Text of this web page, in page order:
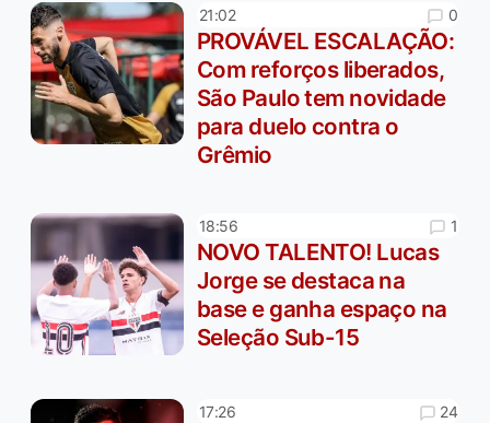
21:02 0
PROVÁVEL ESCALAÇÃO:
Com reforços liberados,
São Paulo tem novidade
para duelo contra o
Grêmio
18:56 1
NOVO TALENTO! Lucas
Jorge se destaca na
base e ganha espaço na
Seleção Sub-15
17:26 24